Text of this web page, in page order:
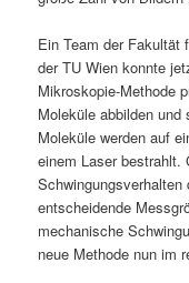
Ein Team der Fakultät
der TU Wien konnte
Mikroskopie-Methode
Moleküle abbilden
Moleküle werden auf
einem Laser bestrahlt.
Schwingungsverhalten
entscheidende
mechanische
neue Methode nun im